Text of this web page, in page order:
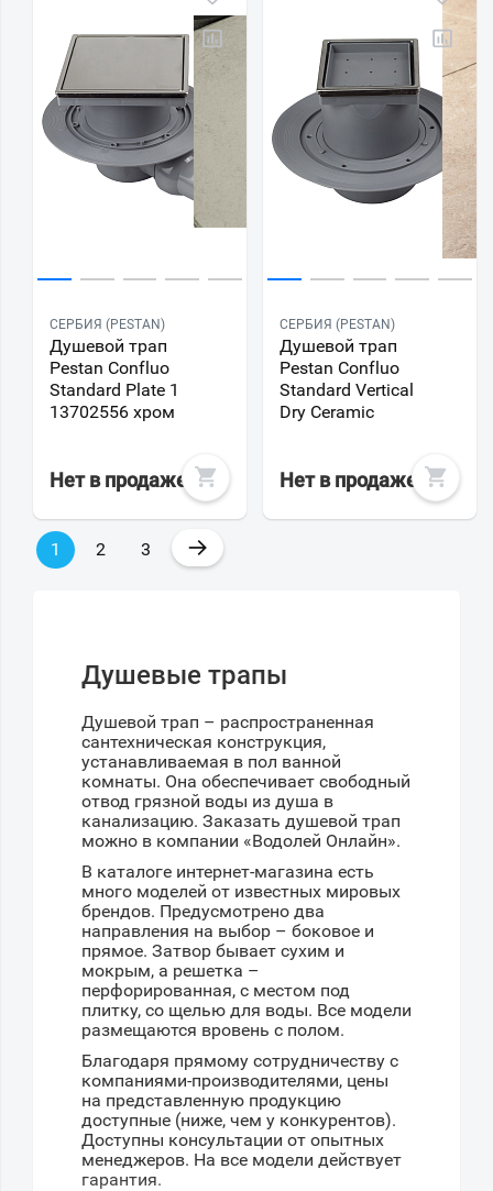
СЕРБИЯ (PESTAN)
Душевой трап
Pestan Confluo
Standard Plate 1
13702556 хром
Нет в продаже
СЕРБИЯ (PESTAN)
Душевой трап
Pestan Confluo
Standard Vertical
Dry Ceramic
Нет в продаже
1 2 3 →
Душевые трапы
Душевой трап – распространенная
сантехническая конструкция,
устанавливаемая в пол ванной
комнаты. Она обеспечивает свободный
отвод грязной воды из душа в
канализацию. Заказать душевой трап
можно в компании «Водолей Онлайн».
В каталоге интернет-магазина есть
много моделей от известных мировых
брендов. Предусмотрено два
направления на выбор – боковое и
прямое. Затвор бывает сухим и
мокрым, а решетка –
перфорированная, с местом под
плитку, со щелью для воды. Все модели
размещаются вровень с полом.
Благодаря прямому сотрудничеству с
компаниями-производителями, цены
на представленную продукцию
доступные (ниже, чем у конкурентов).
Доступны консультации от опытных
менеджеров. На все модели действует
гарантия.